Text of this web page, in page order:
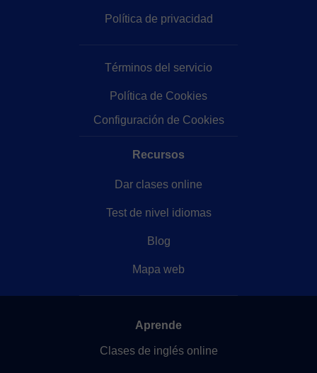
Política de privacidad
Términos del servicio
Política de Cookies
Configuración de Cookies
Recursos
Dar clases online
Test de nivel idiomas
Blog
Mapa web
Aprende
Clases de inglés online